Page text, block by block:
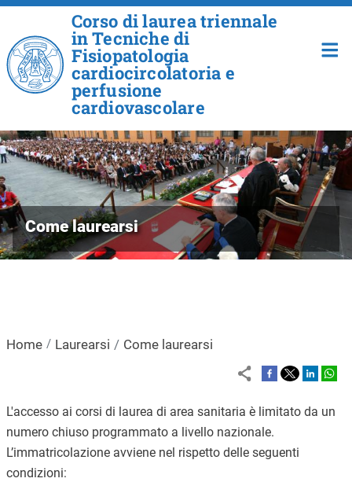
Salta al contenuto principale
Corso di laurea triennale
in Tecniche di
Fisiopatologia
cardiocircolatoria e
perfusione
cardiovascolare
Come laurearsi
Home Laurearsi Come laurearsi
L'accesso ai corsi di laurea di area sanitaria è limitato da un
numero chiuso programmato a livello nazionale.
L’immatricolazione avviene nel rispetto delle seguenti
condizioni: